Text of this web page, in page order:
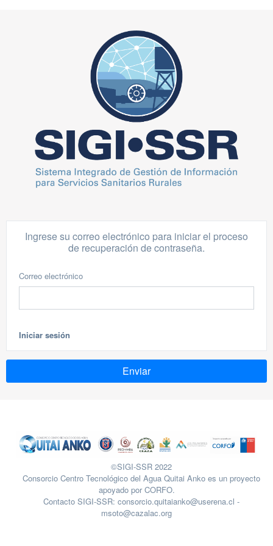
Ingrese su correo electrónico para iniciar el proceso
de recuperación de contraseña.
Correo electrónico
Iniciar sesión
©SIGI-SSR 2022
Consorcio Centro Tecnológico del Agua Quitai Anko es un proyecto
apoyado por CORFO.
Contacto SIGI-SSR: consorcio.quitaianko@userena.cl -
msoto@cazalac.org